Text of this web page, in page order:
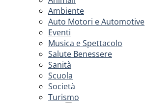
Ambiente
Auto Motori e Automotive
Eventi
Musica e Spettacolo
Salute Benessere
Sanità
Scuola
Società
Turismo